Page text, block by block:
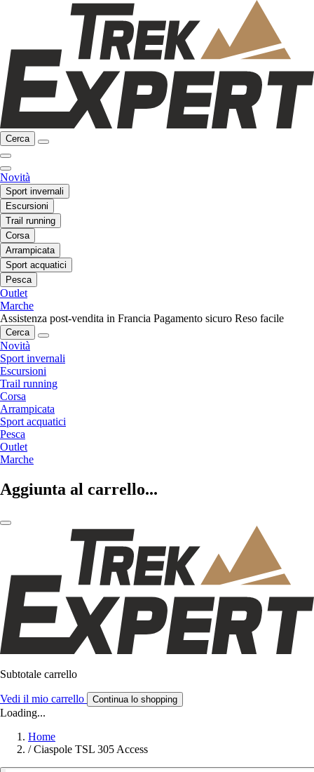
Cerca
Novità
Sport invernali
Escursioni
Trail running
Corsa
Arrampicata
Sport acquatici
Pesca
Outlet
Marche
Assistenza post-vendita in Francia Pagamento sicuro Reso facile
Cerca
Novità
Sport invernali
Escursioni
Trail running
Corsa
Arrampicata
Sport acquatici
Pesca
Outlet
Marche
Aggiunta al carrello...
Subtotale carrello
Vedi il mio carrello Continua lo shopping
Loading...
Home
/ Ciaspole TSL 305 Access